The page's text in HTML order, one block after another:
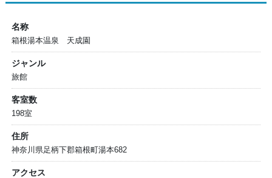
名称
箱根湯本温泉 天成園
ジャンル
旅館
客室数
198室
住所
神奈川県足柄下郡箱根町湯本682
アクセス